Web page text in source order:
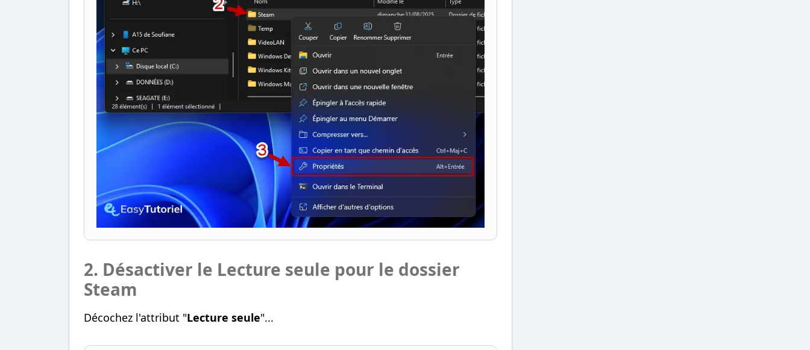
2. Désactiver le Lecture seule pour le dossier
Steam
Décochez l'attribut "Lecture seule"...